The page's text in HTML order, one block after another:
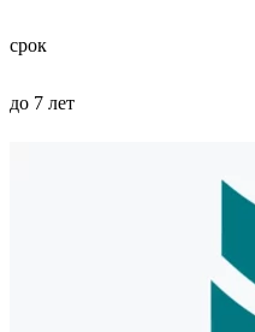
срок
до 7 лет